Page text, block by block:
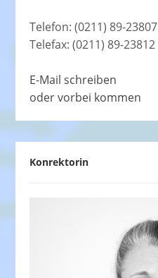
Telefon: (0211) 89-23807
Telefax: (0211) 89-23812
E-Mail schreiben
oder vorbei kommen
Konrektorin